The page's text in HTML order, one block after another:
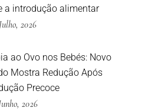
a introdução alimentar
2026
ao Ovo nos Bebés: Novo
Mostra Redução Após
Precoce
2026